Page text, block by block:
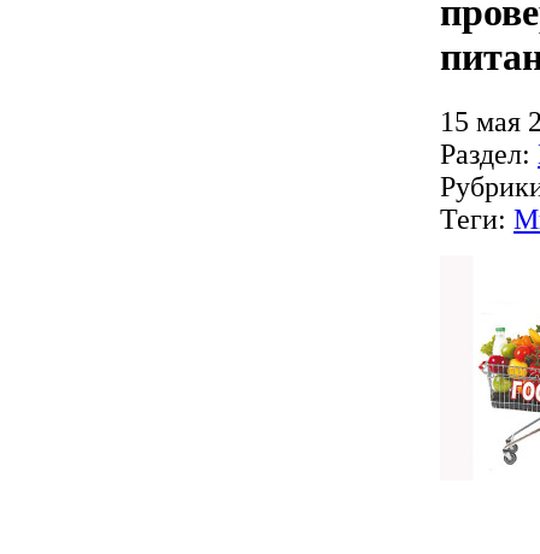
15 мая
Раздел:
Теги: